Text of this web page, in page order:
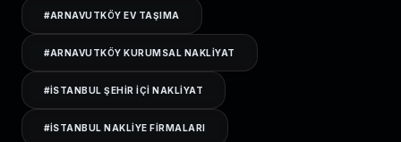
#ARNAVUTKÖY EV TAŞIMA
#ARNAVUTKÖY KURUMSAL NAKLIYAT
#ISTANBUL ŞEHIR IÇI NAKLIYAT
#ISTANBUL NAKLIYE FIRMALARI